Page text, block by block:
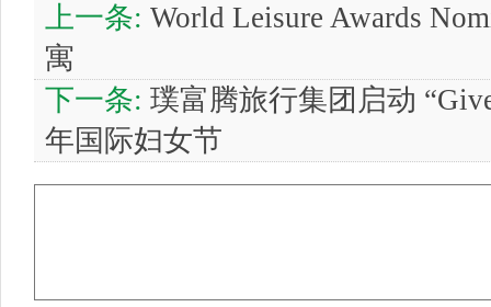
上一条: World Leisure Awards
寓
下一条: 璞富腾旅行集团启动
年国际妇女节